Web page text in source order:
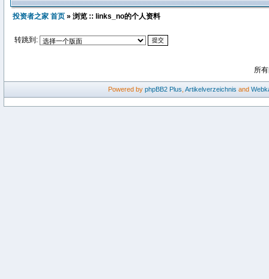
投资者之家 首页 » 浏览 :: links_no的个人资料
转跳到:
所
Powered by phpBB2 Plus Artikelverzeichnis and